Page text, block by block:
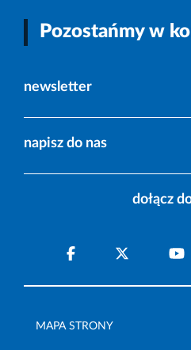
Pozostańmy w
newsletter
napisz do nas
dołącz
MAPA STRONY